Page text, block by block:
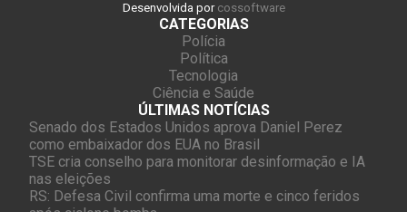
Desenvolvida por cossoftware
CATEGORIAS
Polícia
Política
Tecnologia
Ciência e Saúde
ÚLTIMAS NOTÍCIAS
Senado dos Estados Unidos aprova Daniel Perez
como embaixador dos EUA no Brasil
TSE cria conselho para monitorar desinformação e IA
nas eleições
RS: Defesa Civil confirma uma morte e cinco feridos